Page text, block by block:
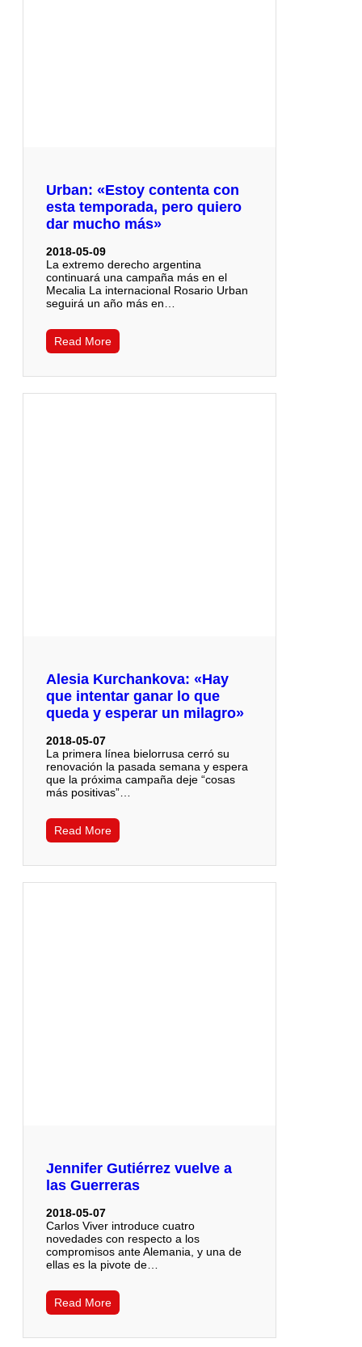
Urban: «Estoy contenta con
esta temporada, pero quiero
dar mucho más»
2018-05-09
La extremo derecho argentina
continuará una campaña más en el
Mecalia La internacional Rosario Urban
seguirá un año más en…
Read More
Alesia Kurchankova: «Hay
que intentar ganar lo que
queda y esperar un milagro»
2018-05-07
La primera línea bielorrusa cerró su
renovación la pasada semana y espera
que la próxima campaña deje “cosas
más positivas”…
Read More
Jennifer Gutiérrez vuelve a
las Guerreras
2018-05-07
Carlos Viver introduce cuatro
novedades con respecto a los
compromisos ante Alemania, y una de
ellas es la pivote de…
Read More